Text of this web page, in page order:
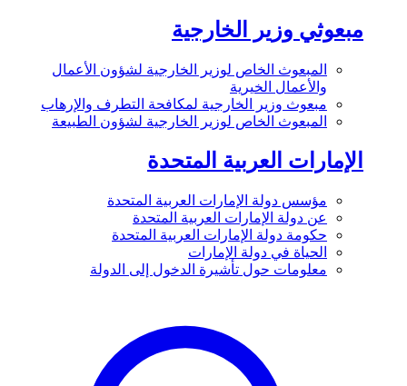
مبعوثي وزير الخارجية
المبعوث الخاص لوزير الخارجية لشؤون الأعمال
والأعمال الخيرية
مبعوث وزير الخارجية لمكافحة التطرف والإرهاب
المبعوث الخاص لوزير الخارجية لشؤون الطبيعة
الإمارات العربية المتحدة
مؤسس دولة الإمارات العربية المتحدة
عن دولة الإمارات العربية المتحدة
حكومة دولة الإمارات العربية المتحدة
الحياة في دولة الإمارات
معلومات حول تأشيرة الدخول إلى الدولة